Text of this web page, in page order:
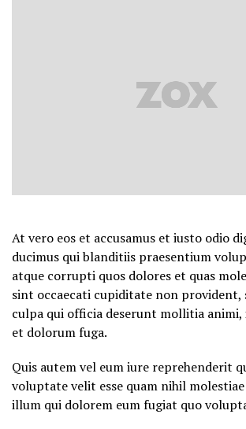
At vero eos et accusamus et iusto odio
ducimus qui blanditiis praesentium
atque corrupti quos dolores et quas
sint occaecati cupiditate non provident,
culpa qui officia deserunt mollitia animi,
et dolorum fuga.
Quis autem vel eum iure reprehenderit
voluptate velit esse quam nihil
illum qui dolorem eum fugiat quo